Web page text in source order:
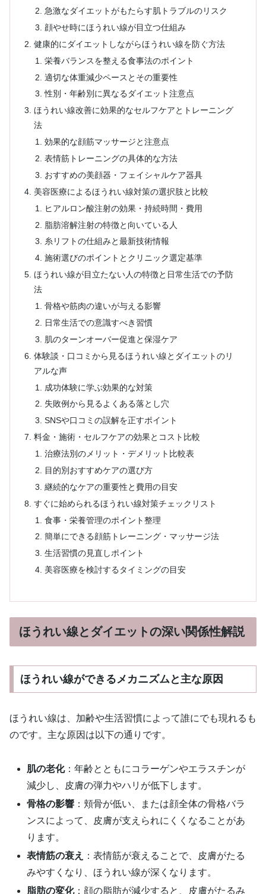
急激なダイエットがもたらす肌トラブルのリスク
顔やせ時にほうれい線が目立つ仕組み
健康的にダイエットしながらほうれい線を防ぐ方法
栄養バランスを整える食事法のポイント
適切な体重減少ペースとその重要性
性別・年齢別に異なるダイエット注意点
ほうれい線改善に効果的なセルフケアとトレーニング
法
効果的な顔筋マッサージと注意点
表情筋トレーニングの具体的な方法
おすすめの美顔器・フェイシャルケア器具
美容医療によるほうれい線対策の選択肢と比較
ヒアルロン酸注射の効果・持続時間・費用
脂肪溶解注射の特徴と向いている人
糸リフトの仕組みと最新技術情報
施術選びのポイントとクリニック選定基準
ほうれい線が目立たない人の特徴と日常生活での予防
法
骨格や筋肉の違いが与える影響
日常生活での意識すべき習慣
肌のターンオーバー促進と保湿ケア
体験談・口コミから見るほうれい線とダイエットのリ
アルな声
成功体験に学ぶ効果的な対策
失敗例から見るよくある落とし穴
SNSや口コミの誤解を正すポイント
料金・施術・セルフケアの効果とコスト比較
治療法別のメリット・デメリット比較表
目的別おすすめケアの選び方
継続的なケアの重要性と費用の目安
すぐに始められるほうれい線対策チェックリスト
食事・栄養管理のポイント整理
簡単にできる顔筋トレーニング・マッサージ法
生活習慣の見直しポイント
美容医療を検討するタイミングの目安
ほうれい線とダイエットの深い関係性解説
ほうれい線ができるメカニズムと主な原因
ほうれい線は、加齢や生活習慣によって誰にでも現れるも
のです。主な原因は以下の通りです。
肌の老化：年齢とともにコラーゲンやエラスチンが
減少し、皮膚の弾力やハリが低下します。
骨格の影響 ：頬骨が低い、または顔全体の骨格バラ
ンスによって、皮膚が支えられにくくなることがあ
ります。
表情筋の衰え
：表情筋が衰えることで、皮膚がたる
みやすくなり、ほうれい線が深くなります。
脂肪の変化：顔の脂肪が減少すると、皮膚がたるみ